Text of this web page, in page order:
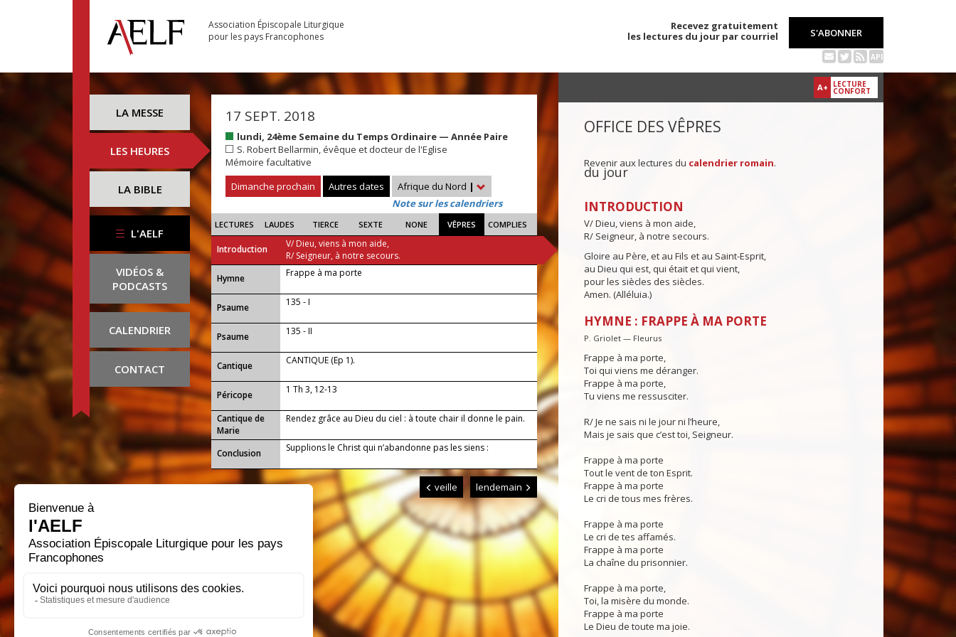
Association Épiscopale Liturgique
pour les pays Francophones
Recevez gratuitement
les lectures du jour par courriel
S'ABONNER
API
LA MESSE
LES HEURES
LA BIBLE
L'AELF
VIDÉOS &
PODCASTS
CALENDRIER
CONTACT
17 SEPT. 2018
lundi, 24ème Semaine du Temps Ordinaire — Année Paire
S. Robert Bellarmin, évêque et docteur de l'Eglise
Mémoire facultative
Dimanche prochain
Autres dates Afrique du Nord |
Note sur les calendriers
LECTURES LAUDES TIERCE SEXTE NONE VÊPRES COMPLIES
Introduction
V/ Dieu, viens à mon aide,
R/ Seigneur, à notre secours.
...
Hymne Frappe à ma porte
Psaume 135 - I
Psaume 135 - II
Cantique CANTIQUE (Ep 1).
Péricope 1 Th 3, 12-13
Cantique de
Marie
Rendez grâce au Dieu du ciel : à toute chair il donne le pain.
Conclusion Supplions le Christ qui n’abandonne pas les siens :
veille lendemain
A+ LECTURE
CONFORT
OFFICE DES VÊPRES
Revenir aux lectures du calendrier romain.
du jour
INTRODUCTION
V/ Dieu, viens à mon aide,
R/ Seigneur, à notre secours.
Gloire au Père, et au Fils et au Saint-Esprit,
au Dieu qui est, qui était et qui vient,
pour les siècles des siècles.
Amen. (Alléluia.)
HYMNE : FRAPPE À MA PORTE
P. Griolet — Fleurus
Frappe à ma porte,
Toi qui viens me déranger.
Frappe à ma porte,
Tu viens me ressusciter.
R/ Je ne sais ni le jour ni l’heure,
Mais je sais que c’est toi, Seigneur.
Frappe à ma porte
Tout le vent de ton Esprit.
Frappe à ma porte
Le cri de tous mes frères.
Frappe à ma porte
Le cri de tes affamés.
Frappe à ma porte
La chaîne du prisonnier.
Frappe à ma porte,
Toi, la misère du monde.
Frappe à ma porte
Le Dieu de toute ma joie.